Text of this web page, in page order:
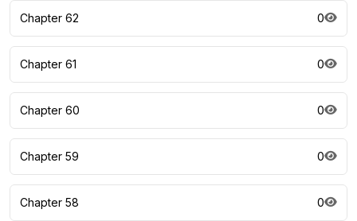
Chapter 62 0
Chapter 61 0
Chapter 60 0
Chapter 59 0
Chapter 58 0